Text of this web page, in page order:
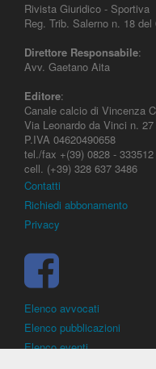
Rivista Giuridico - Sportiva
Reg. Trib. Salerno n. 18 del
Direttore Responsabile:
Avv. Gaetano Aita
Editore:
Canale calcio di Vincenza
Via Leonardo da Vinci n.
P.IVA 04620490658
tel./fax +(39) 0828 - 333512
cell. (+39) 328 637 3486
Contatti
Richiedi abbonamento
Privacy
Elenco avvocati
Elenco pubblicazioni
Elenco eventi